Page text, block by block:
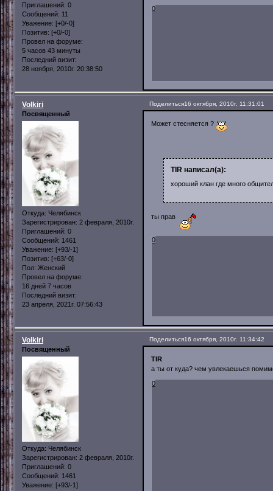
Приглашений: 0
Сообщений: 11
Уважение: [+0/-0]
Позитив: [+0/-0]
Провел на форуме:
5 часов 43 минуты
Последний визит:
28 ноября, 2010г. 20:38:50
0
Поделиться16 октября, 2010г. 11:31:01
Volkiri
Посвященный
Откуда: Челябинск
Зарегистрирован: 2 февраля, 2010г.
Приглашений: 0
Сообщений: 1461
Уважение: [+93/-1]
Позитив: [+63/-0]
Пол: Женский
Провел на форуме:
16 дней 7 часов
Последний визит:
23 апреля, 2021г. 07:56:43
Может стесняется ?
TIR написал(а):
хороший клан где много
ты прав
0
Поделиться16 октября, 2010г. 11:34:42
Volkiri
Посвященный
Откуда: Челябинск
Зарегистрирован: 2 февраля, 2010г.
Приглашений: 0
Сообщений: 1461
Уважение: [+93/-1]
TIR
а ты от куда? чем увлекаешься
0